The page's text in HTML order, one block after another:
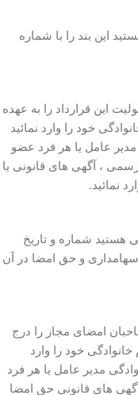
این بند را با شماره
این قرارداد را به عهده
خود را وارد نمائید
عامل یا هر فرد عضو
، آگهی های قانونی یا
نمائید.
شماره و تاریخ
و حق امضا در آن
امضای مجاز را درج
خود را وارد
مدیر عامل یا هر فرد
های قانونی حق امضا